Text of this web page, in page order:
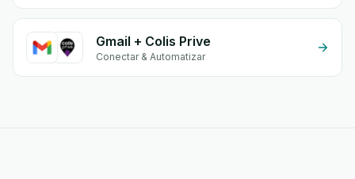
Gmail + Colis Prive
Conectar & Automatizar